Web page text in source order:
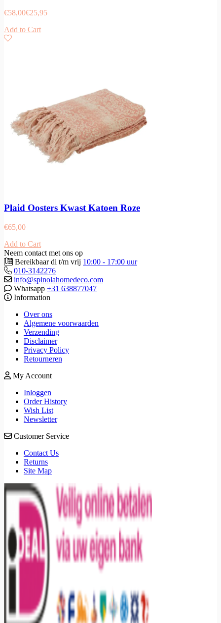
€58,00€25,95
Add to Cart
Plaid Oosters Kwast Katoen Roze
€65,00
Add to Cart
Neem contact met ons op
Bereikbaar di t/m vrij 10:00 - 17:00 uur
010-3142276
info@spinolahomedeco.com
Whatsapp +31 638877047
Information
Over ons
Algemene voorwaarden
Verzending
Disclaimer
Privacy Policy
Retourneren
My Account
Inloggen
Order History
Wish List
Newsletter
Customer Service
Contact Us
Returns
Site Map